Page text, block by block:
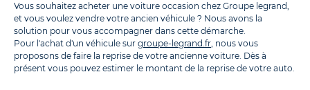
Vous souhaitez acheter une voiture occasion chez Groupe legrand,
et vous voulez vendre votre ancien véhicule ? Nous avons la
solution pour vous accompagner dans cette démarche.
Pour l'achat d'un véhicule sur groupe-legrand.fr, nous vous
proposons de faire la reprise de votre ancienne voiture. Dès à
présent vous pouvez estimer le montant de la reprise de votre auto.